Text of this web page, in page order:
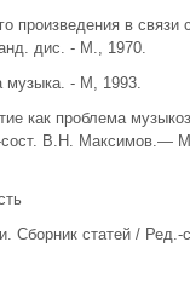
произведения в связи
дис. - М., 1970.
музыка. - М, 1993.
как проблема
сост. В.Н. Максимов.—
Сборник статей / Ред.-